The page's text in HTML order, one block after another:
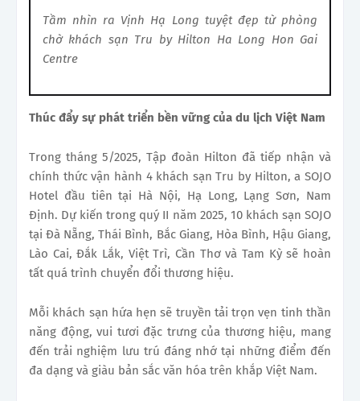
Tầm nhìn ra Vịnh Hạ Long tuyệt đẹp từ phòng
chờ khách sạn Tru by Hilton Ha Long Hon Gai
Centre
Thúc đẩy sự phát triển bền vững của du lịch Việt Nam
Trong tháng 5/2025, Tập đoàn Hilton đã tiếp nhận và
chính thức vận hành 4 khách sạn Tru by Hilton, a SOJO
Hotel đầu tiên tại Hà Nội, Hạ Long, Lạng Sơn, Nam
Định. Dự kiến trong quý II năm 2025, 10 khách sạn SOJO
tại Đà Nẵng, Thái Bình, Bắc Giang, Hòa Bình, Hậu Giang,
Lào Cai, Đắk Lắk, Việt Trì, Cần Thơ và Tam Kỳ sẽ hoàn
tất quá trình chuyển đổi thương hiệu.
Mỗi khách sạn hứa hẹn sẽ truyền tải trọn vẹn tinh thần
năng động, vui tươi đặc trưng của thương hiệu, mang
đến trải nghiệm lưu trú đáng nhớ tại những điểm đến
đa dạng và giàu bản sắc văn hóa trên khắp Việt Nam.